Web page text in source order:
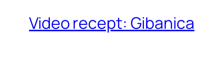
Video recept: Gibanica